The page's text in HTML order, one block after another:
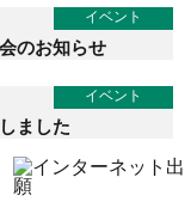
イベント
のお知らせ
イベント
ました